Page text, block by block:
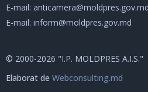
E-mail: anticamera@moldpres.gov.md
E-mail: inform@moldpres.gov.md
© 2000-2026 "I.P. MOLDPRES A.I.S."
Elaborat de Webconsulting.md